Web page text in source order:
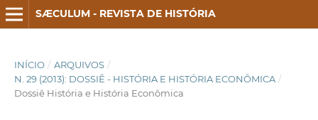
SÆCULUM - REVISTA DE HISTÓRIA
INÍCIO / ARQUIVOS /
N. 29 (2013): DOSSIÊ - HISTÓRIA E HISTÓRIA ECONÔMICA /
Dossiê História e História Econômica